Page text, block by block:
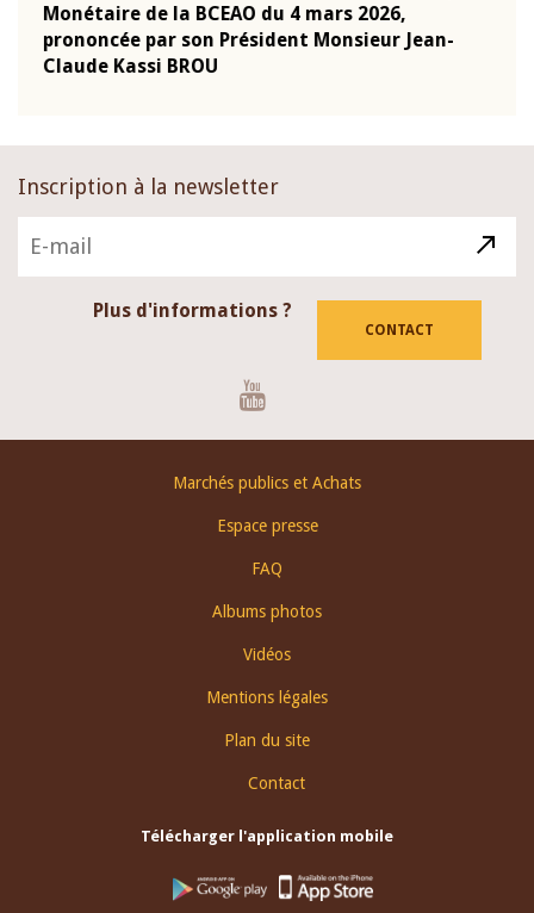
Monétaire de la BCEAO du 4 mars 2026,
prononcée par son Président Monsieur Jean-
Claude Kassi BROU
Inscription à la newsletter
Plus d'informations ?
CONTACT
Marchés publics et Achats
Espace presse
FAQ
Albums photos
Vidéos
Mentions légales
Plan du site
Contact
Télécharger l'application mobile